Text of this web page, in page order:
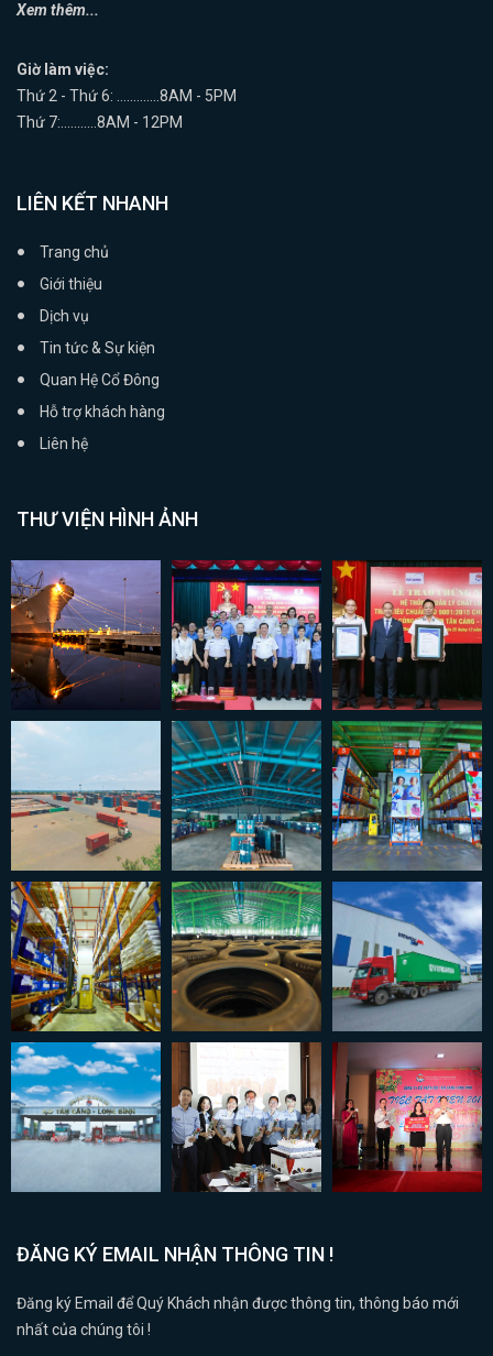
Xem thêm...
Giờ làm việc:
Thứ 2 - Thứ 6: .............8AM - 5PM
Thứ 7:...........8AM - 12PM
LIÊN KẾT NHANH
Trang chủ
Giới thiệu
Dịch vụ
Tin tức & Sự kiện
Quan Hệ Cổ Đông
Hỗ trợ khách hàng
Liên hệ
THƯ VIỆN HÌNH ẢNH
ĐĂNG KÝ EMAIL NHẬN THÔNG TIN !
Đăng ký Email để Quý Khách nhận được thông tin, thông báo mới
nhất của chúng tôi !